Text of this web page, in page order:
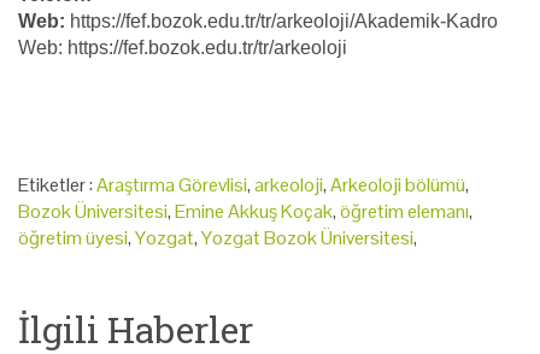
Web: https://fef.bozok.edu.tr/tr/arkeoloji/Akademik-Kadro
Web: https://fef.bozok.edu.tr/tr/arkeoloji
Etiketler :Araştırma Görevlisi,arkeoloji,Arkeoloji bölümü,
Bozok Üniversitesi,Emine Akkuş Koçak,öğretim elemanı,
öğretim üyesi,Yozgat,Yozgat Bozok Üniversitesi,
İlgili Haberler